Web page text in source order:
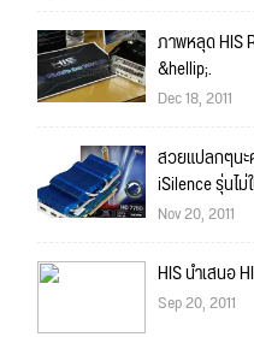
ภาพหลุด HIS
&hellip;.
Dec 18, 2011
สวยแปลกๆนะ
iSilence รุ่นไ
Nov 20, 2011
HIS นำเสนอ
Sep 20, 2011